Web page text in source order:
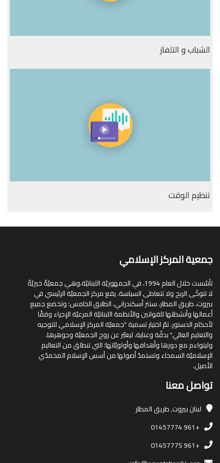
الشباب و التلفاز
تنظيم الوقت
جمعية المركز الإسلامي
تأسّست خلال العام 1994، في الجمهوريّة اللبنانيّة،وهي جمعيّةٌ خيريّةٌ
لا تتوخّى الربح ولا تتعاطى السياسة. يقع مركز الجمعيّة الرئيسي في
بيروت، طريق المطار، سنتر أسكندراني، الطابق الخامس؛ وتخضع جميع
أعمالها وأنشطتها للقوانين والأنظمة اللبنانيّة المرعيّة الإجراء وفقًا
لأحكام الدستور. تمّ اختيار تسمية "جمعيّة المركز الإسلامي للتوجيه
والتعليم العالي" بدقّة وعناية، ليعبّر عن روح الجمعيّة وجوهرها،
وليتواءم مع دورها وأهدافها وأولويّاتها؛ التي تنطلق من التعاليم
الإسلاميّة السمحاء وتستمدّ أصولها من أسس الإسلام المحمدّي
الأصيل.
تواصل معنا
لبنانبيروت, طريق المطار
+961 01457774
+961 01457775